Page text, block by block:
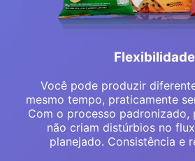
Você pode produzir
mesmo tempo, praticamente
Com o processo padronizado,
não criam distúrbios no
planejado. Consistência e